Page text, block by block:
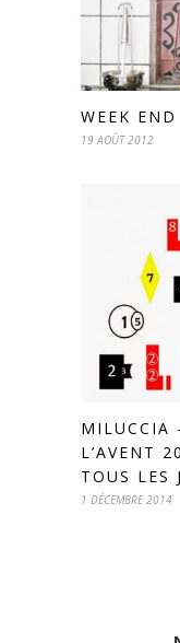
WEEK
19 AOÛT 2012
MILUCCIA
L’AVENT
TOUS LES
1 DÉCEMBRE 2014